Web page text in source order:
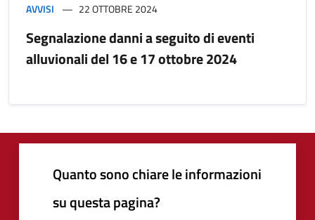
AVVISI 22 OTTOBRE 2024
Segnalazione danni a seguito di eventi
alluvionali del 16 e 17 ottobre 2024
Quanto sono chiare le informazioni
su questa pagina?